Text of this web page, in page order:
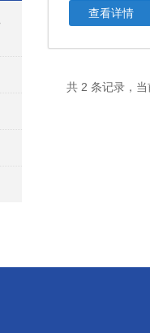
查看详情
共 2 条记录，